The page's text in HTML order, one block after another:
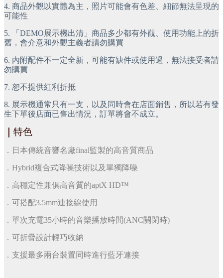
4. 商品外觀以實體為主，照片可能會有色差、細節無法呈現的
可能性
5. 「DEMO展示機出清」商品多少都有外觀、使用功能上的折
舊，會介意和外觀主義者請勿購買
6. 內附配件不一定全新，可能有缺件或使用過，無法接受者請
勿購買
7. 恕不提供紅利折抵
8. 展示機通常只有一支，以及同時會在店面銷售，所以若有發
生下單後店面已售出情況，訂單將會不成立。
特色
．日本傳統音響名廠final監製的高音質商品
．Hybrid複合式降噪技術以及單獨降噪
．高穩定性兼俱高音質的aptX HD™
．可搭配3.5mm連接線使用
．單次充電35小時的音樂播放時間(ANC關閉時)
．可折疊設計輕巧收納
．支援最多兩台裝置同時進行藍牙連接